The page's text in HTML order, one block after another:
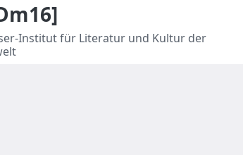
Institut für Literatur und Kultur der